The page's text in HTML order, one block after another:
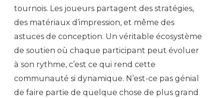
tournois. Les joueurs partagent des stratégies,
des matériaux d’impression, et même des
astuces de conception. Un véritable écosystème
de soutien où chaque participant peut évoluer
à son rythme, c’est ce qui rend cette
communauté si dynamique. N’est-ce pas génial
de faire partie de quelque chose de plus grand